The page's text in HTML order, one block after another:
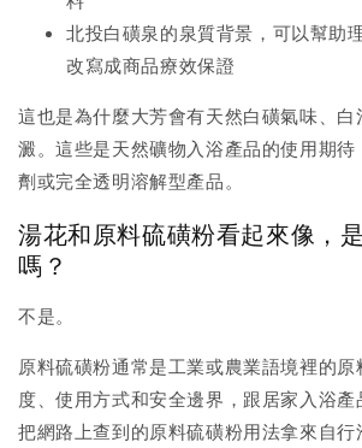
北投白磺泉的泉質背景，可以幫助
改寫成商品療效保證
這也是為什麼大芳會有天然白磺氣味、白
澱。這些是天然礦物入浴產品的使用期待
劑或完全透明溶解型產品。
湯花和原料硫磺粉看起來像，
嗎？
不是。
原料硫磺粉通常是工業或農業語境裡的
度、使用方式和安全邊界，跟居家入浴
把網路上查到的原料硫磺粉用法拿來自